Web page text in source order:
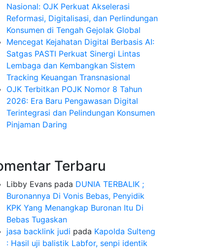
Nasional: OJK Perkuat Akselerasi
Reformasi, Digitalisasi, dan Perlindungan
Konsumen di Tengah Gejolak Global
Mencegat Kejahatan Digital Berbasis AI:
Satgas PASTI Perkuat Sinergi Lintas
Lembaga dan Kembangkan Sistem
Tracking Keuangan Transnasional
OJK Terbitkan POJK Nomor 8 Tahun
2026: Era Baru Pengawasan Digital
Terintegrasi dan Pelindungan Konsumen
Pinjaman Daring
Terbaru
Libby Evans pada DUNIA TERBALIK ;
Buronannya Di Vonis Bebas, Penyidik
KPK Yang Menangkap Buronan Itu Di
Bebas Tugaskan
jasa backlink judi pada Kapolda Sulteng
: Hasil uji balistik Labfor, senpi identik